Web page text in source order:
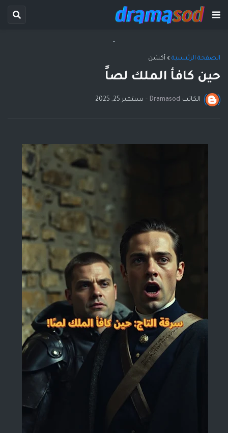
-
الصفحة الرئيسية أكشن
حين كافأ الملك لصاً
الكاتب Dramasod
- سبتمبر 25, 2025